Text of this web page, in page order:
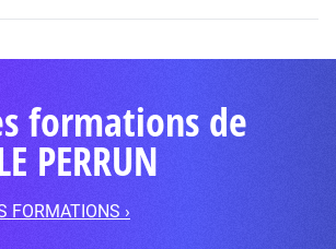
formations de
PERRUN
FORMATIONS ›